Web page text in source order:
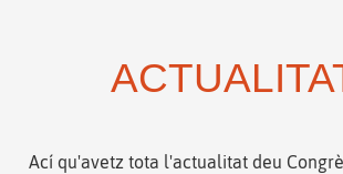
Ací qu'avetz tota l'actualitat deu